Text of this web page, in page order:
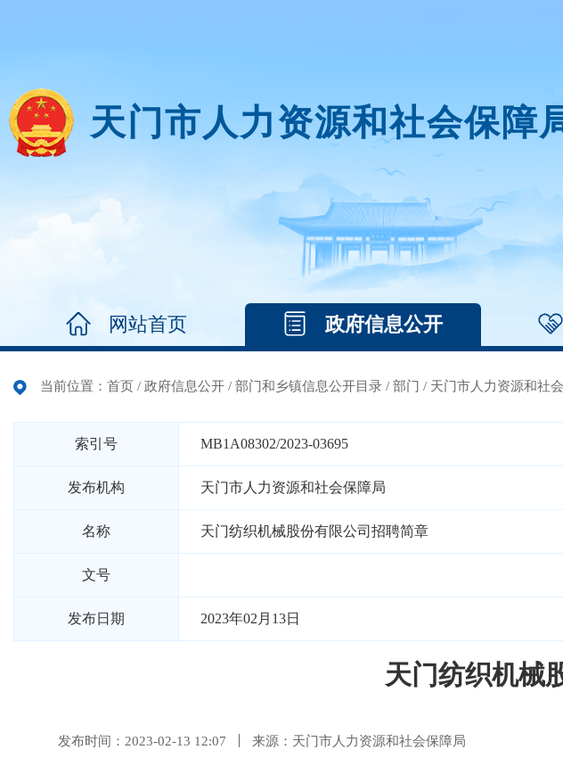
天门市人力资源和社会保障
网站首页 政府信息公开
当前位置： 首页 / 政府信息公开 / 部门和乡镇信息公开目录 / 部门 / 天门市人力资源和社
索引号 MB1A08302/2023-03695
发布机构 天门市人力资源和社会保障局
名称 天门纺织机械股份有限公司招聘简章
文号
发布日期 2023年02月13日
天门纺织机械
发布时间：2023-02-13 12:07 来源：天门市人力资源和社会保障局